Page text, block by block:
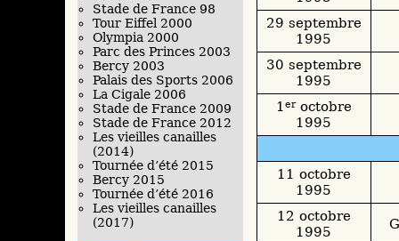
29 septembre
1995
30 septembre
1995
1 eroctobre
1995
11 octobre
1995
12 octobre
1995
Stade de France 98
Tour Eiffel 2000
Olympia 2000
Parc des Princes 2003
Bercy 2003
Palais des Sports 2006
La Cigale 2006
Stade de France 2009
Stade de France 2012
Les vieilles canailles
(2014)
Tournée d’été 2015
Bercy 2015
Tournée d’été 2016
Les vieilles canailles
(2017)